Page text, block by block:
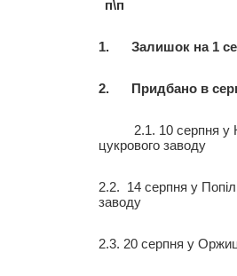
п\п
1. Залишок на 1
2. Придбано в
2.1. 10 серпня у
цукрового заводу
2.2. 14 серпня у
заводу
2.3. 20 серпня у